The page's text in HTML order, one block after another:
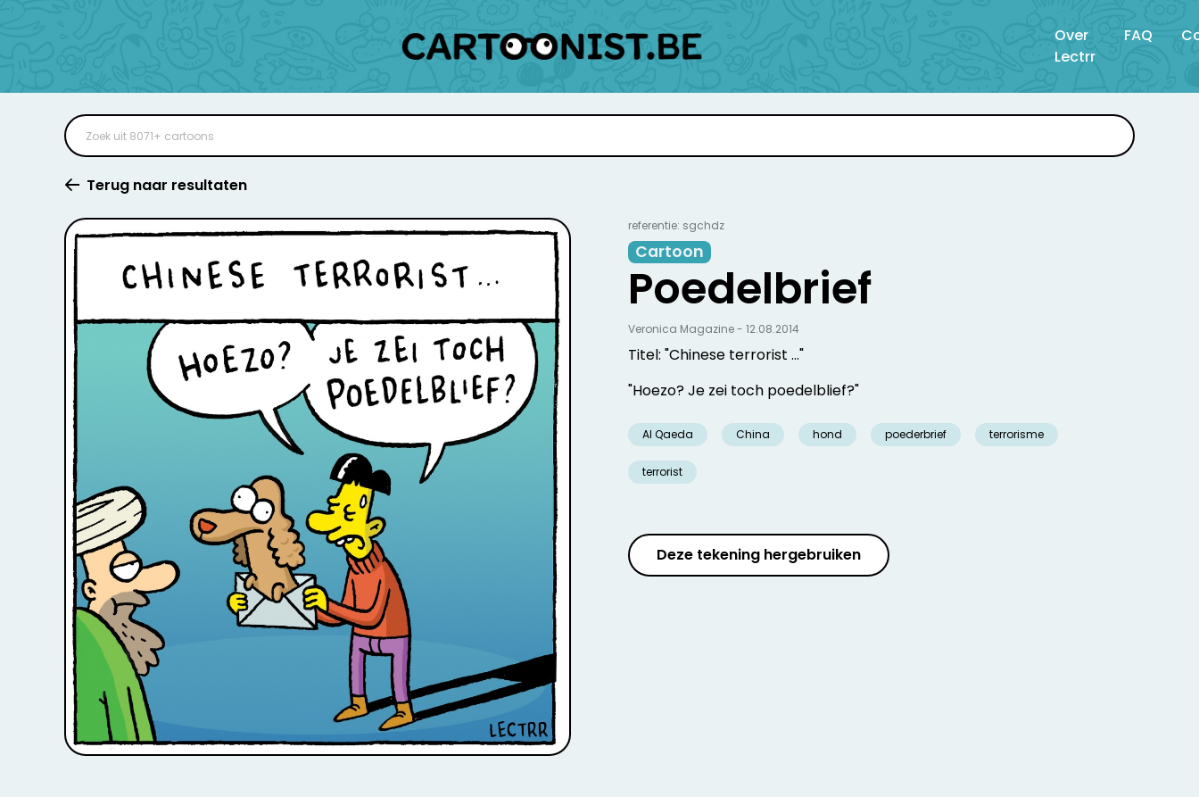
Over
Lectrr
FAQ
Terug naar resultaten
referentie: sgchdz
Cartoon
Poedelbrief
Titel: "Chinese terrorist ..."
"Hoezo? Je zei toch poedelblief?"
Al Qaeda China hond poederbrief terrorisme
terrorist
Veronica Magazine - 12.08.2014
Deze tekening hergebruiken